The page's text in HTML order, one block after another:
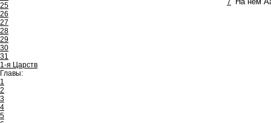
25
26
27
28
29
30
31
1-я Царств
Главы:
1
2
3
4
5
7 На нем